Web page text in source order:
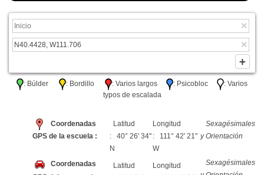
: Búlder : Bordillo : Varios largos : Psicobloc
: Varios
typos de escalada
Coordenadas
GPS de la escuela :
Latitud
: 40° 26' 34"
N
Longitud
: 111° 42' 21"
W
Sexagésimales
y Orientación
Coordenadas
Latitud
Longitud
Sexagésimales